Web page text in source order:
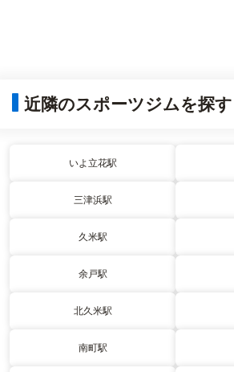
近隣のスポーツジムを探す
いよ立花駅
三津浜駅
久米駅
余戸駅
北久米駅
南町駅